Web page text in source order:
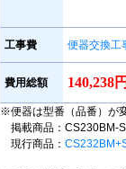
工事費 便器交換工
費用総額 140,238
※便器は型番（品番）が
掲載商品：CS230BM-
現行商品：